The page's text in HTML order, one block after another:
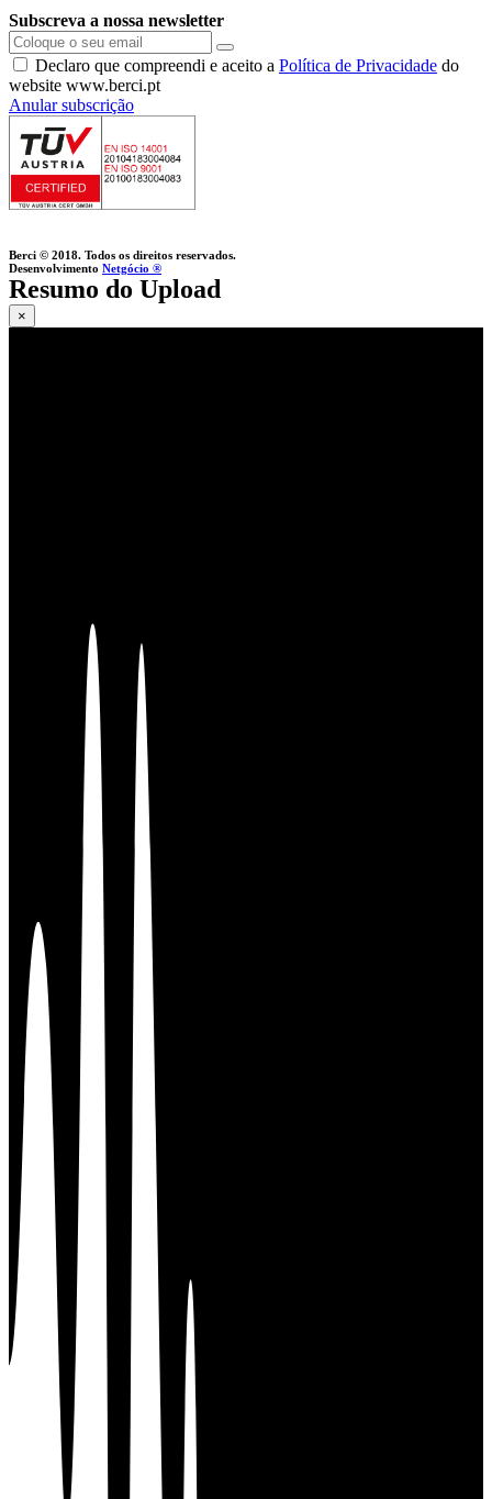
Subscreva a nossa newsletter
Declaro que compreendi e aceito a Política de Privacidade do
website www.berci.pt
Anular subscrição
Berci © 2018. Todos os direitos reservados.
Desenvolvimento Netgócio ®
Resumo do Upload
×